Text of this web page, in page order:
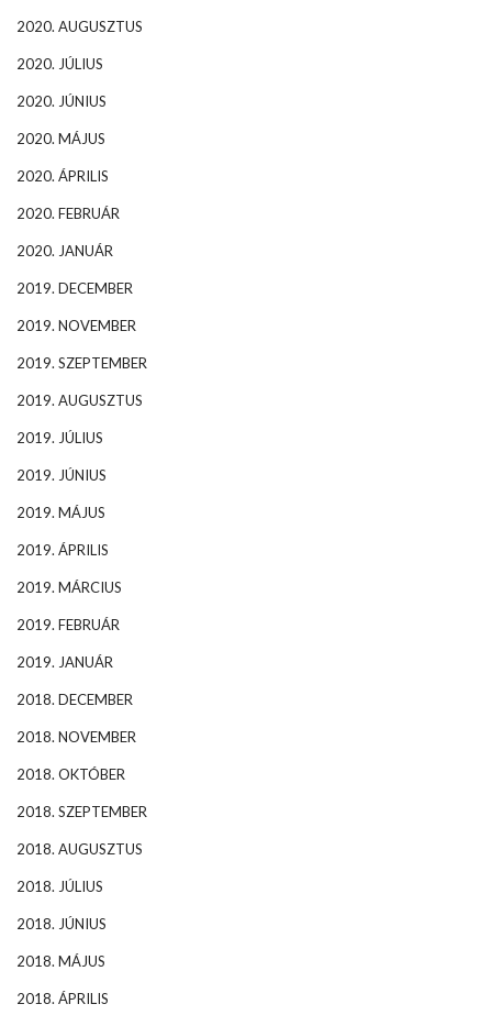
2020. AUGUSZTUS
2020. JÚLIUS
2020. JÚNIUS
2020. MÁJUS
2020. ÁPRILIS
2020. FEBRUÁR
2020. JANUÁR
2019. DECEMBER
2019. NOVEMBER
2019. SZEPTEMBER
2019. AUGUSZTUS
2019. JÚLIUS
2019. JÚNIUS
2019. MÁJUS
2019. ÁPRILIS
2019. MÁRCIUS
2019. FEBRUÁR
2019. JANUÁR
2018. DECEMBER
2018. NOVEMBER
2018. OKTÓBER
2018. SZEPTEMBER
2018. AUGUSZTUS
2018. JÚLIUS
2018. JÚNIUS
2018. MÁJUS
2018. ÁPRILIS